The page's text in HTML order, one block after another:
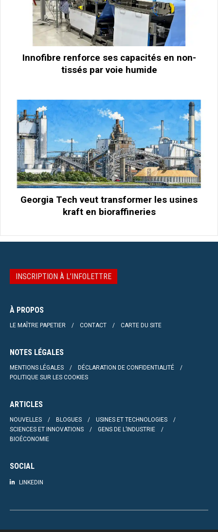
Innofibre renforce ses capacités en non-
tissés par voie humide
Georgia Tech veut transformer les usines
kraft en bioraffineries
INSCRIPTION À L’INFOLETTRE
À PROPOS
LE MAÎTRE PAPETIER CONTACT CARTE DU SITE
NOTES LÉGALES
MENTIONS LÉGALES
DÉCLARATION DE CONFIDENTIALITÉ
POLITIQUE SUR LES COOKIES
ARTICLES
NOUVELLES BLOGUES
USINES ET TECHNOLOGIES
SCIENCES ET INNOVATIONS
GENS DE L’INDUSTRIE
BIOÉCONOMIE
SOCIAL
LINKEDIN